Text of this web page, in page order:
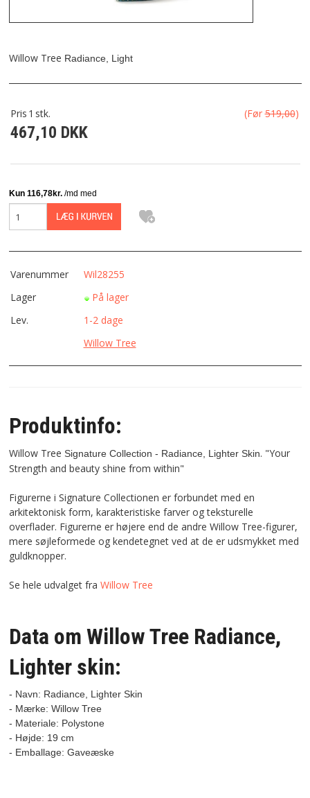
FRAGT
KONTAKT
FORTRYDELSESRET
Willow Tree Radiance, Light
Pris 1 stk. (Før519,00)
467,10 DKK
Varenummer
Wil28255
Lager
På lager
Lev.
1-2 dage
Willow Tree
Produktinfo:
Willow Tree Signature Collection - Radiance, Lighter Skin. "Your
Strength and beauty shine from within"
Figurerne i Signature Collectionen er forbundet med en
arkitektonisk form, karakteristiske farver og teksturelle
overflader. Figurerne er højere end de andre Willow Tree-figurer,
mere søjleformede og kendetegnet ved at de er udsmykket med
guldknopper.
Se hele udvalget fra Willow Tree
Data om Willow Tree Radiance,
Lighter skin:
- Navn: Radiance, Lighter Skin
- Mærke: Willow Tree
- Materiale: Polystone
- Højde: 19 cm
- Emballage: Gaveæske